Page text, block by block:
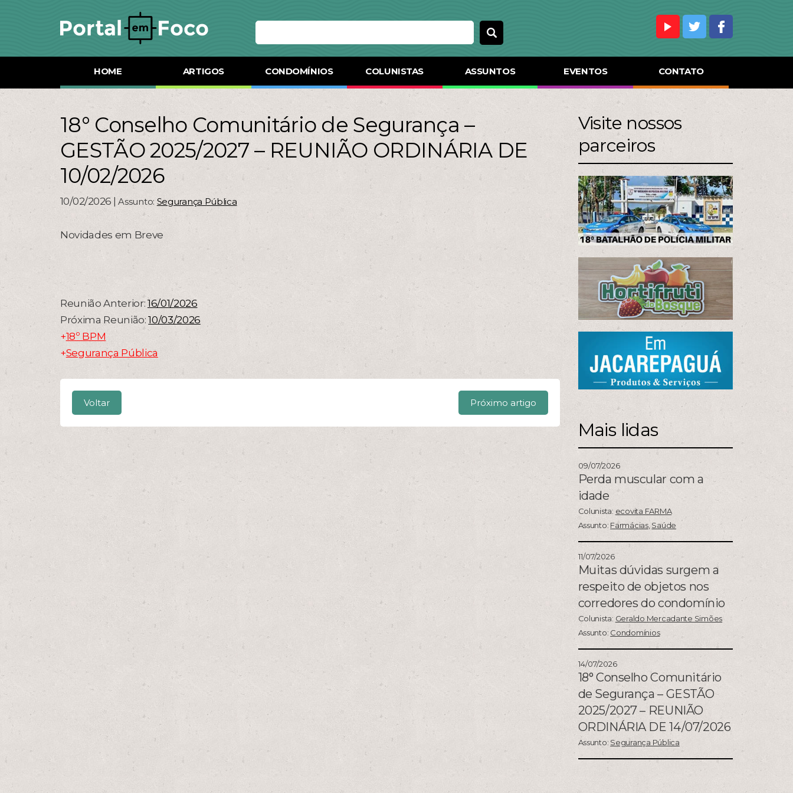
HOME ARTIGOS CONDOMÍNIOS COLUNISTAS ASSUNTOS EVENTOS CONTATO
18° Conselho Comunitário de Segurança –
GESTÃO 2025/2027 – REUNIÃO ORDINÁRIA DE
10/02/2026
10/02/2026 |Assunto:Segurança Pública
Novidades em Breve
Reunião Anterior: 16/01/2026
Próxima Reunião:10/03/2026
+18º BPM
+Segurança Pública
Voltar Próximo artigo
Visite nossos
parceiros
Mais lidas
09/07/2026
Perda muscular com a
idade
Colunista: ecovita FARMA
Assunto: Farmácias, Saúde
11/07/2026
Muitas dúvidas surgem a
respeito de objetos nos
corredores do condomínio
Colunista: Geraldo Mercadante Simões
Assunto: Condomínios
14/07/2026
18° Conselho Comunitário
de Segurança – GESTÃO
2025/2027 – REUNIÃO
ORDINÁRIA DE 14/07/2026
Assunto: Segurança Pública